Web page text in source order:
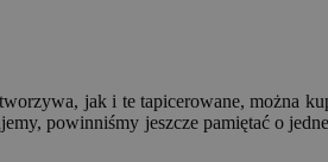
jak i te tapicerowane, można
powinniśmy jeszcze pamiętać o